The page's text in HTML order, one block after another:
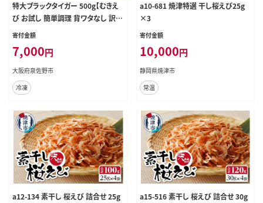
特大ブラックタイガー 500g【むきえ
び お試し 簡単調理 背ワタなし 訳あ
り サイズ不揃い 冷凍 時短 エビ 海
寄付金額
7,000円
大阪府泉佐野市
冷凍
a10-681 焼津特選 干し桜えび25g
×3
寄付金額
10,000円
静岡県焼津市
常温
a12-134 素干し 桜えび 詰合せ 25g
a15-516 素干し 桜えび 詰合せ 30g